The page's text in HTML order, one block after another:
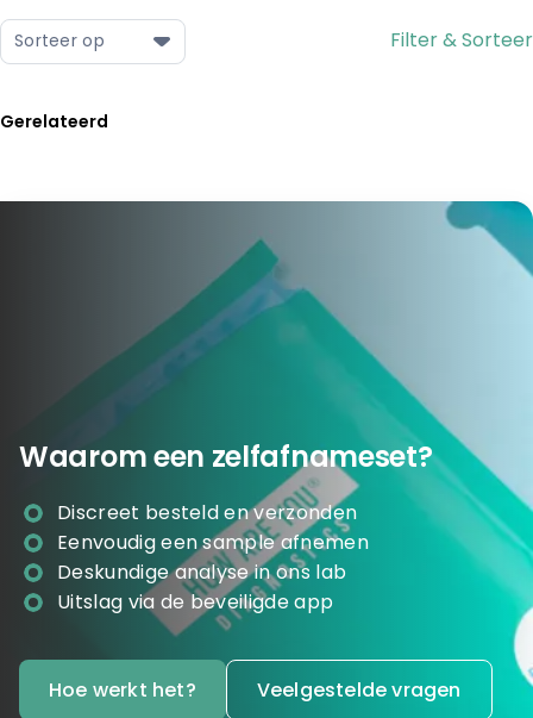
Sorteer op Filter & Sorteer
Gerelateerd
Waarom een zelfafnameset?
Discreet besteld en verzonden
Eenvoudig een sample afnemen
Deskundige analyse in ons lab
Uitslag via de beveiligde app
Hoe werkt het? Veelgestelde vragen